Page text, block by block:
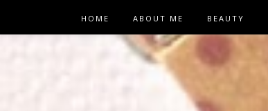
HOME ABOUT ME BEAUTY